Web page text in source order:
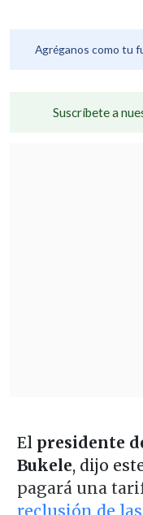
Agréganos como tu
Suscríbete a
El presidente
Bukele, dijo
pagará una
reclusión de